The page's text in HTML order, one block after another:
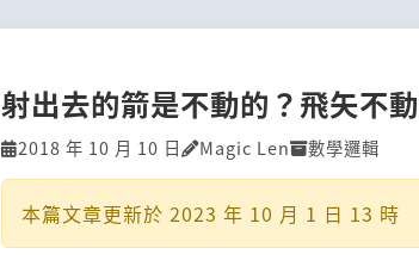
射出去的箭是不動的？飛矢不
2018 年 10 月 10 日 Magic Len 數學邏輯
本篇文章更新於 2023 年 10 月 1 日 13 時